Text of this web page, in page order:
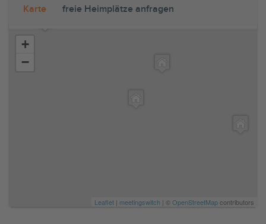
Karte freie Heimplätze anfragen
+
−
Leaflet | meetingswitch | ©OpenStreetMapcontributors